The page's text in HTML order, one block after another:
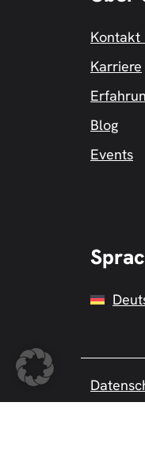
Kontakt
Karriere
Blog
Events